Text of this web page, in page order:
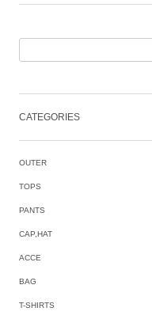
CATEGORIES
OUTER
TOPS
PANTS
CAP,HAT
ACCE
BAG
T-SHIRTS